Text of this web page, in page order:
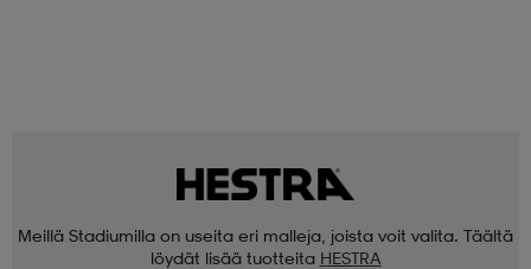
Meillä Stadiumilla on useita eri malleja, joista voit valita. Täältä
löydät lisää tuotteita HESTRA